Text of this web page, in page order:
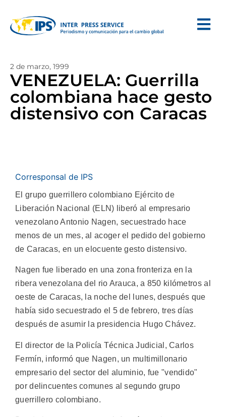
2 de marzo, 1999
VENEZUELA: Guerrilla
colombiana hace gesto
distensivo con Caracas
Corresponsal de IPS
El grupo guerrillero colombiano Ejército de
Liberación Nacional (ELN) liberó al empresario
venezolano Antonio Nagen, secuestrado hace
menos de un mes, al acoger el pedido del gobierno
de Caracas, en un elocuente gesto distensivo.
Nagen fue liberado en una zona fronteriza en la
ribera venezolana del rio Arauca, a 850 kilómetros al
oeste de Caracas, la noche del lunes, después que
había sido secuestrado el 5 de febrero, tres días
después de asumir la presidencia Hugo Chávez.
El director de la Policía Técnica Judicial, Carlos
Fermín, informó que Nagen, un multimillonario
empresario del sector del aluminio, fue "vendido"
por delincuentes comunes al segundo grupo
guerrillero colombiano.